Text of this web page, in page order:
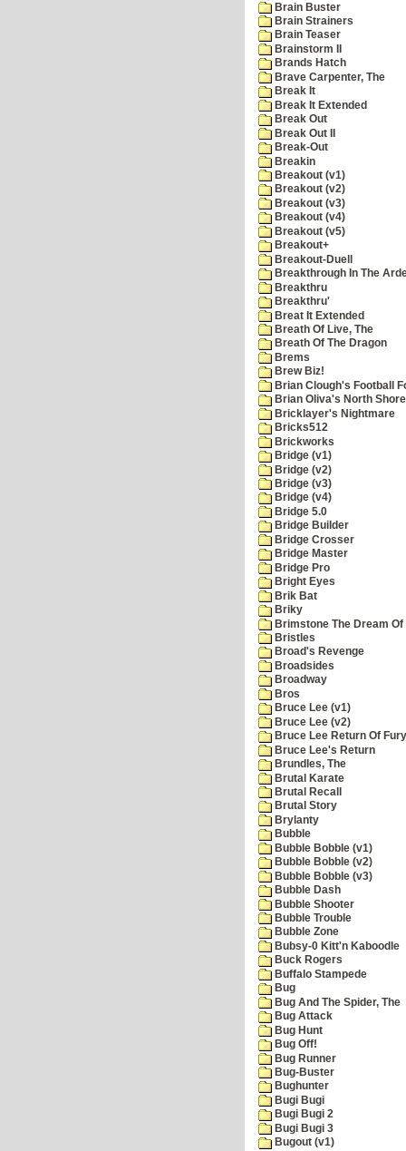
Brain Buster
Brain Strainers
Brain Teaser
Brainstorm II
Brands Hatch
Brave Carpenter, The
Break It
Break It Extended
Break Out
Break Out II
Break-Out
Breakin
Breakout (v1)
Breakout (v2)
Breakout (v3)
Breakout (v4)
Breakout (v5)
Breakout+
Breakout-Duell
Breakthrough In The
Breakthru
Breakthru'
Breat It Extended
Breath Of Live, The
Breath Of The Dragon
Brems
Brew Biz!
Brian Clough's Football
Brian Oliva's North
Bricklayer's Nightmare
Bricks512
Brickworks
Bridge (v1)
Bridge (v2)
Bridge (v3)
Bridge (v4)
Bridge 5.0
Bridge Builder
Bridge Crosser
Bridge Master
Bridge Pro
Bright Eyes
Brik Bat
Briky
Brimstone The Dream Of
Bristles
Broad's Revenge
Broadsides
Broadway
Bros
Bruce Lee (v1)
Bruce Lee (v2)
Bruce Lee Return Of Fury
Bruce Lee's Return
Brundles, The
Brutal Karate
Brutal Recall
Brutal Story
Brylanty
Bubble
Bubble Bobble (v1)
Bubble Bobble (v2)
Bubble Bobble (v3)
Bubble Dash
Bubble Shooter
Bubble Trouble
Bubble Zone
Bubsy-0 Kitt'n Kaboodle
Buck Rogers
Buffalo Stampede
Bug
Bug And The Spider, The
Bug Attack
Bug Hunt
Bug Off!
Bug Runner
Bug-Buster
Bughunter
Bugi Bugi
Bugi Bugi 2
Bugi Bugi 3
Bugout (v1)